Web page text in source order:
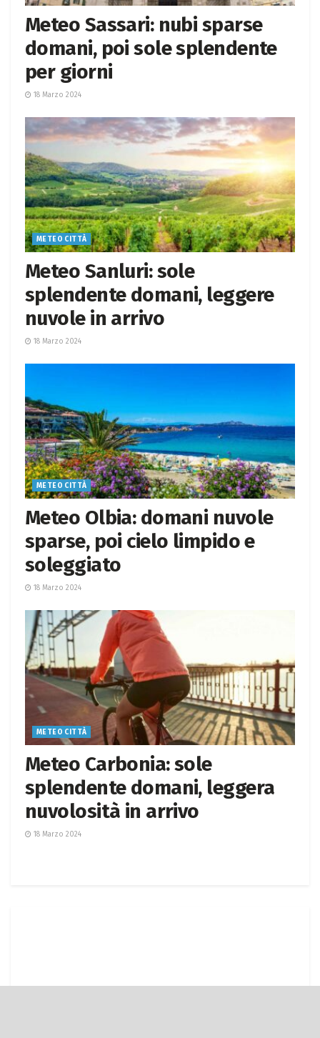
Meteo Sassari: nubi sparse
domani, poi sole splendente
per giorni
18 Marzo 2024
METEO CITTÀ
Meteo Sanluri: sole
splendente domani, leggere
nuvole in arrivo
18 Marzo 2024
METEO CITTÀ
Meteo Olbia: domani nuvole
sparse, poi cielo limpido e
soleggiato
18 Marzo 2024
METEO CITTÀ
Meteo Carbonia: sole
splendente domani, leggera
nuvolosità in arrivo
18 Marzo 2024